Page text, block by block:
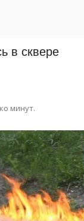
в сквере
минут.